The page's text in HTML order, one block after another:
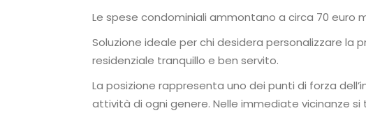
Le spese condominiali ammontano a circa 70 euro
Soluzione ideale per chi desidera personalizzare la
residenziale tranquillo e ben servito.
La posizione rappresenta uno dei punti di forza
attività di ogni genere. Nelle immediate vicinanze